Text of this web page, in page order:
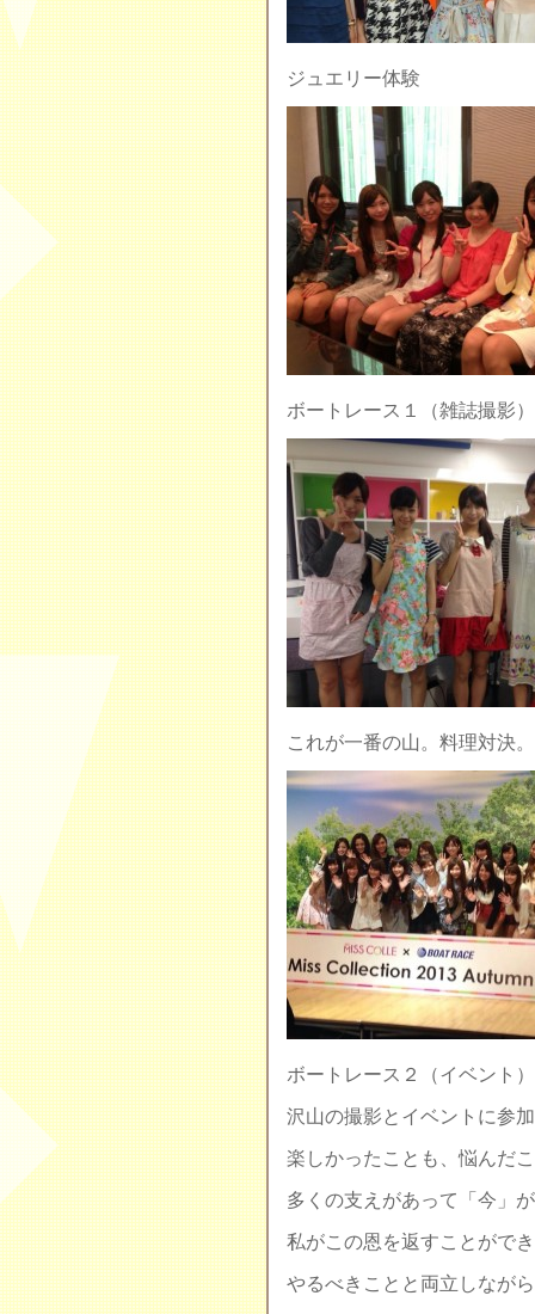
ジュエリー体験
ボートレース１（雑誌撮影）
これが一番の山。料理対決。
ボートレース２（イベント）
沢山の撮影とイベントに参
楽しかったことも、悩んだ
多くの支えがあって「今」
私がこの恩を返すことがで
やるべきことと両立しなが